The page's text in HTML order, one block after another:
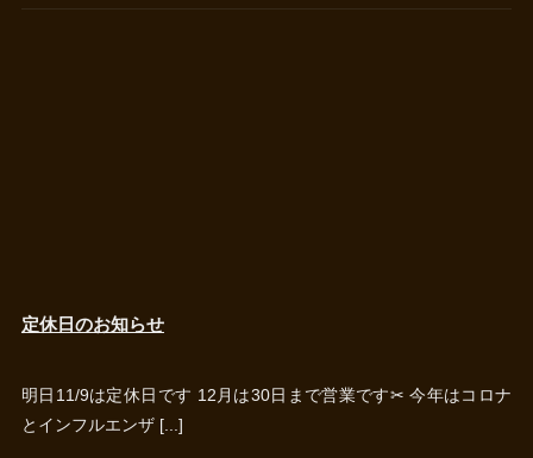
定休日のお知らせ
明日11/9は定休日です 12月は30日まで営業です✂︎ 今年はコロナ
とインフルエンザ [...]